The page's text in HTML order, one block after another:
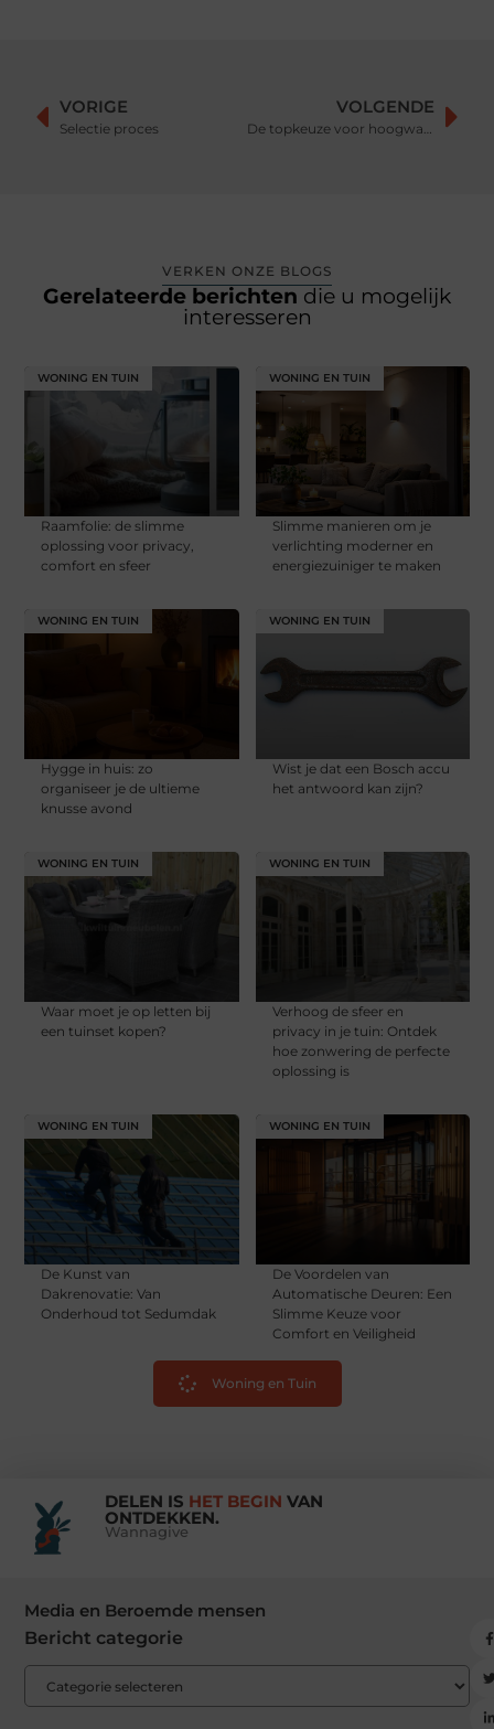
VORIGE
Selectie proces
VOLGENDE
De topkeuze voor hoogwaardige sieraden is zilver 925 .
VERKEN ONZE BLOGS
Gerelateerde berichten die u mogelijk
interesseren
WONING EN TUIN
Raamfolie: de slimme
oplossing voor privacy,
comfort en sfeer
WONING EN TUIN
Slimme manieren om je
verlichting moderner en
energiezuiniger te maken
WONING EN TUIN
Hygge in huis: zo
organiseer je de ultieme
knusse avond
WONING EN TUIN
Wist je dat een Bosch accu
het antwoord kan zijn?
WONING EN TUIN
Waar moet je op letten bij
een tuinset kopen?
WONING EN TUIN
Verhoog de sfeer en
privacy in je tuin: Ontdek
hoe zonwering de perfecte
oplossing is
WONING EN TUIN
De Kunst van
Dakrenovatie: Van
Onderhoud tot Sedumdak
WONING EN TUIN
De Voordelen van
Automatische Deuren: Een
Slimme Keuze voor
Comfort en Veiligheid
Woning en Tuin
DELEN IS HET BEGIN VAN
ONTDEKKEN.
Wannagive
Media en Beroemde mensen
Bericht categorie